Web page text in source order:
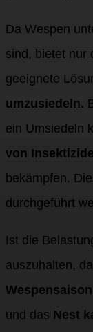
Da Wespen
sind, bietet nur
geeignete
umzusiedeln.
ein Umsiedeln
von
bekämpfen.
durchgeführt
Ist die
auszuhalten,
und das Nest